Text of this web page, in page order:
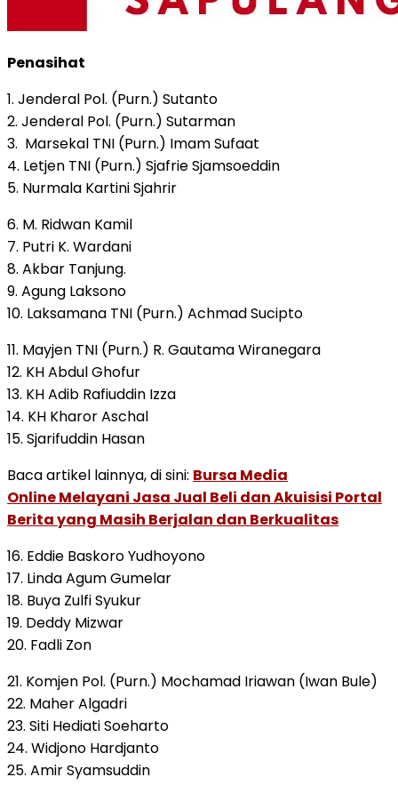
Penasihat
1. Jenderal Pol. (Purn.) Sutanto
2. Jenderal Pol. (Purn.) Sutarman
3. Marsekal TNI (Purn.) Imam Sufaat
4. Letjen TNI (Purn.) Sjafrie Sjamsoeddin
5. Nurmala Kartini Sjahrir
6. M. Ridwan Kamil
7. Putri K. Wardani
8. Akbar Tanjung.
9. Agung Laksono
10. Laksamana TNI (Purn.) Achmad Sucipto
11. Mayjen TNI (Purn.) R. Gautama Wiranegara
12. KH Abdul Ghofur
13. KH Adib Rafiuddin Izza
14. KH Kharor Aschal
15. Sjarifuddin Hasan
Baca artikel lainnya, di sini: Bursa Media
Online Melayani Jasa Jual Beli dan Akuisisi Portal
Berita yang Masih Berjalan dan Berkualitas
16. Eddie Baskoro Yudhoyono
17. Linda Agum Gumelar
18. Buya Zulfi Syukur
19. Deddy Mizwar
20. Fadli Zon
21. Komjen Pol. (Purn.) Mochamad Iriawan (Iwan Bule)
22. Maher Algadri
23. Siti Hediati Soeharto
24. Widjono Hardjanto
25. Amir Syamsuddin